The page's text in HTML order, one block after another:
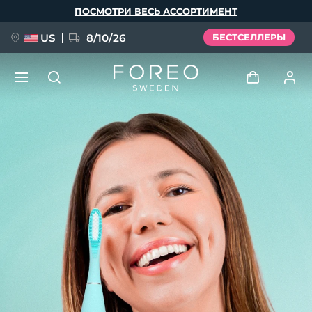
ПОСМОТРИ ВЕСЬ АССОРТИМЕНТ
US 8/10/26 БЕСТСЕЛЛЕРЫ
Профиль пользователя
Мои приборы
Мои заказы
Мои адреса
Мои подписки
FAQ™ Pure Beauty-Tech Elixir
BREAKING NEWS
issa™ Teeth Whitening Set
Deutsch
Español
Français
Italiano
Português
Svenska
Русский
简体中文 繁體中文